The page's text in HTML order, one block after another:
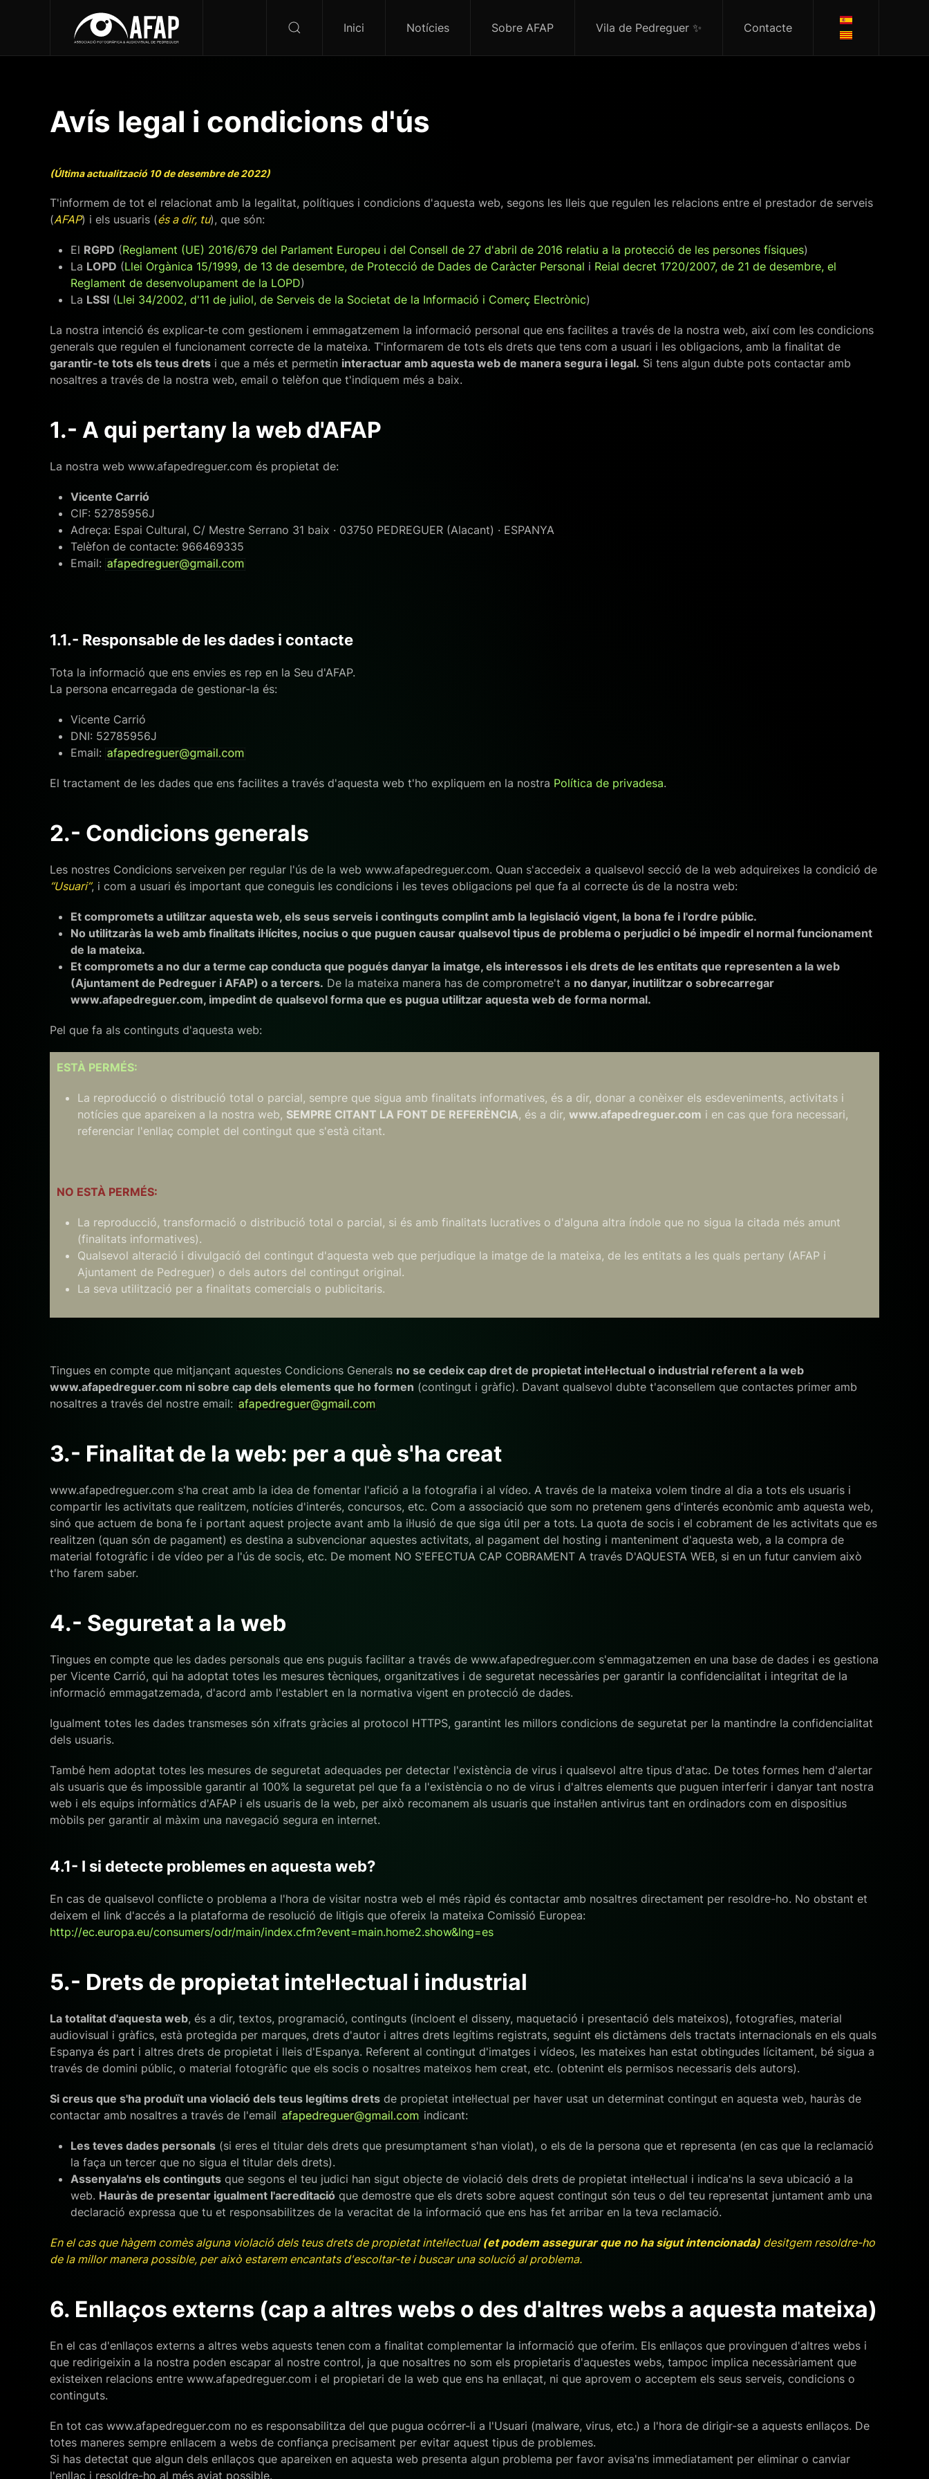
Inici Notícies Sobre AFAP Vila de Pedreguer ✨ Contacte
Avís legal i condicions d'ús
(Última actualització 10 de desembre de 2022)
T'informem de tot el relacionat amb la legalitat, polítiques i condicions d'aquesta web, segons les lleis que regulen les relacions entre el prestador de serveis
(AFAP) i els usuaris (és a dir, tu), que són:
El RGPD (Reglament (UE) 2016/679 del Parlament Europeu i del Consell de 27 d'abril de 2016 relatiu a la protecció de les persones físiques)
La LOPD (Llei Orgànica 15/1999, de 13 de desembre, de Protecció de Dades de Caràcter Personal i Reial decret 1720/2007, de 21 de desembre, el
Reglament de desenvolupament de la LOPD)
La LSSI (Llei 34/2002, d'11 de juliol, de Serveis de la Societat de la Informació i Comerç Electrònic)
La nostra intenció és explicar-te com gestionem i emmagatzemem la informació personal que ens facilites a través de la nostra web, així com les condicions
generals que regulen el funcionament correcte de la mateixa. T'informarem de tots els drets que tens com a usuari i les obligacions, amb la finalitat de
garantir-te tots els teus drets i que a més et permetin interactuar amb aquesta web de manera segura i legal. Si tens algun dubte pots contactar amb
nosaltres a través de la nostra web, email o telèfon que t'indiquem més a baix.
1.- A qui pertany la web d'AFAP
La nostra web www.afapedreguer.com és propietat de:
Vicente Carrió
CIF: 52785956J
Adreça: Espai Cultural, C/ Mestre Serrano 31 baix · 03750 PEDREGUER (Alacant) · ESPANYA
Telèfon de contacte: 966469335
Email:
1.1.- Responsable de les dades i contacte
Tota la informació que ens envies es rep en la Seu d'AFAP.
La persona encarregada de gestionar-la és:
Vicente Carrió
DNI: 52785956J
Email:
El tractament de les dades que ens facilites a través d'aquesta web t'ho expliquem en la nostra Política de privadesa.
2.- Condicions generals
Les nostres Condicions serveixen per regular l'ús de la web www.afapedreguer.com. Quan s'accedeix a qualsevol secció de la web adquireixes la condició de
“Usuari”, i com a usuari és important que coneguis les condicions i les teves obligacions pel que fa al correcte ús de la nostra web:
Et compromets a utilitzar aquesta web, els seus serveis i continguts complint amb la legislació vigent, la bona fe i l'ordre públic.
No utilitzaràs la web amb finalitats il·lícites, nocius o que puguen causar qualsevol tipus de problema o perjudici o bé impedir el normal funcionament
de la mateixa.
Et compromets a no dur a terme cap conducta que pogués danyar la imatge, els interessos i els drets de les entitats que representen a la web
(Ajuntament de Pedreguer i AFAP) o a tercers. De la mateixa manera has de comprometre't a no danyar, inutilitzar o sobrecarregar
www.afapedreguer.com, impedint de qualsevol forma que es pugua utilitzar aquesta web de forma normal.
Pel que fa als continguts d'aquesta web:
ESTÀ PERMÉS:
La reproducció o distribució total o parcial, sempre que sigua amb finalitats informatives, és a dir, donar a conèixer els esdeveniments, activitats i
notícies que apareixen a la nostra web, SEMPRE CITANT LA FONT DE REFERÈNCIA, és a dir, www.afapedreguer.com i en cas que fora necessari,
referenciar l'enllaç complet del contingut que s'està citant.
NO ESTÀ PERMÉS:
La reproducció, transformació o distribució total o parcial, si és amb finalitats lucratives o d'alguna altra índole que no sigua la citada més amunt
(finalitats informatives).
Qualsevol alteració i divulgació del contingut d'aquesta web que perjudique la imatge de la mateixa, de les entitats a les quals pertany (AFAP i
Ajuntament de Pedreguer) o dels autors del contingut original.
La seva utilització per a finalitats comercials o publicitaris.
Tingues en compte que mitjançant aquestes Condicions Generals no se cedeix cap dret de propietat intel·lectual o industrial referent a la web
www.afapedreguer.com ni sobre cap dels elements que ho formen (contingut i gràfic). Davant qualsevol dubte t'aconsellem que contactes primer amb
nosaltres a través del nostre email:
3.- Finalitat de la web: per a què s'ha creat
www.afapedreguer.com s'ha creat amb la idea de fomentar l'afició a la fotografia i al vídeo. A través de la mateixa volem tindre al dia a tots els usuaris i
compartir les activitats que realitzem, notícies d'interés, concursos, etc. Com a associació que som no pretenem gens d'interés econòmic amb aquesta web,
sinó que actuem de bona fe i portant aquest projecte avant amb la il·lusió de que siga útil per a tots. La quota de socis i el cobrament de les activitats que es
realitzen (quan són de pagament) es destina a subvencionar aquestes activitats, al pagament del hosting i manteniment d'aquesta web, a la compra de
material fotogràfic i de vídeo per a l'ús de socis, etc. De moment NO S'EFECTUA CAP COBRAMENT A través D'AQUESTA WEB, si en un futur canviem això
t'ho farem saber.
4.- Seguretat a la web
Tingues en compte que les dades personals que ens puguis facilitar a través de www.afapedreguer.com s'emmagatzemen en una base de dades i es gestiona
per Vicente Carrió, qui ha adoptat totes les mesures tècniques, organitzatives i de seguretat necessàries per garantir la confidencialitat i integritat de la
informació emmagatzemada, d'acord amb l'establert en la normativa vigent en protecció de dades.
Igualment totes les dades transmeses són xifrats gràcies al protocol HTTPS, garantint les millors condicions de seguretat per la mantindre la confidencialitat
dels usuaris.
També hem adoptat totes les mesures de seguretat adequades per detectar l'existència de virus i qualsevol altre tipus d'atac. De totes formes hem d'alertar
als usuaris que és impossible garantir al 100% la seguretat pel que fa a l'existència o no de virus i d'altres elements que puguen interferir i danyar tant nostra
web i els equips informàtics d'AFAP i els usuaris de la web, per això recomanem als usuaris que instal·len antivirus tant en ordinadors com en dispositius
mòbils per garantir al màxim una navegació segura en internet.
4.1- I si detecte problemes en aquesta web?
En cas de qualsevol conflicte o problema a l'hora de visitar nostra web el més ràpid és contactar amb nosaltres directament per resoldre-ho. No obstant et
deixem el link d'accés a la plataforma de resolució de litigis que ofereix la mateixa Comissió Europea:
http://ec.europa.eu/consumers/odr/main/index.cfm?event=main.home2.show&lng=es
5.- Drets de propietat intel·lectual i industrial
La totalitat d'aquesta web, és a dir, textos, programació, continguts (incloent el disseny, maquetació i presentació dels mateixos), fotografies, material
audiovisual i gràfics, està protegida per marques, drets d'autor i altres drets legítims registrats, seguint els dictàmens dels tractats internacionals en els quals
Espanya és part i altres drets de propietat i lleis d'Espanya. Referent al contingut d'imatges i vídeos, les mateixes han estat obtingudes lícitament, bé sigua a
través de domini públic, o material fotogràfic que els socis o nosaltres mateixos hem creat, etc. (obtenint els permisos necessaris dels autors).
Si creus que s'ha produït una violació dels teus legítims drets de propietat intel·lectual per haver usat un determinat contingut en aquesta web, hauràs de
contactar amb nosaltres a través de l'email
indicant:
Les teves dades personals (si eres el titular dels drets que presumptament s'han violat), o els de la persona que et representa (en cas que la reclamació
la faça un tercer que no sigua el titular dels drets).
Assenyala'ns els continguts que segons el teu judici han sigut objecte de violació dels drets de propietat intel·lectual i indica'ns la seva ubicació a la
web. Hauràs de presentar igualment l'acreditació que demostre que els drets sobre aquest contingut són teus o del teu representat juntament amb una
declaració expressa que tu et responsabilitzes de la veracitat de la informació que ens has fet arribar en la teva reclamació.
En el cas que hàgem comès alguna violació dels teus drets de propietat intel·lectual (et podem assegurar que no ha sigut intencionada) desitgem resoldre-ho
de la millor manera possible, per això estarem encantats d'escoltar-te i buscar una solució al problema.
6. Enllaços externs (cap a altres webs o des d'altres webs a aquesta mateixa)
En el cas d'enllaços externs a altres webs aquests tenen com a finalitat complementar la informació que oferim. Els enllaços que provinguen d'altres webs i
que redirigeixin a la nostra poden escapar al nostre control, ja que nosaltres no som els propietaris d'aquestes webs, tampoc implica necessàriament que
existeixen relacions entre www.afapedreguer.com i el propietari de la web que ens ha enllaçat, ni que aprovem o acceptem els seus serveis, condicions o
continguts.
En tot cas www.afapedreguer.com no es responsabilitza del que pugua ocórrer-li a l'Usuari (malware, virus, etc.) a l'hora de dirigir-se a aquests enllaços. De
totes maneres sempre enllacem a webs de confiança precisament per evitar aquest tipus de problemes.
Si has detectat que algun dels enllaços que apareixen en aquesta web presenta algun problema per favor avisa'ns immediatament per eliminar o canviar
l'enllaç i resoldre-ho al més aviat possible.